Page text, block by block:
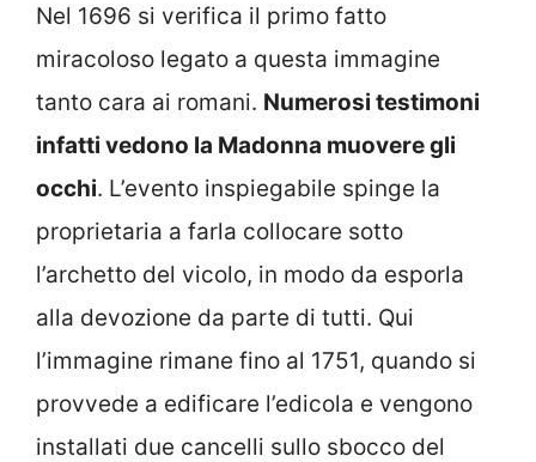
Nel 1696 si verifica il primo fatto
miracoloso legato a questa immagine
tanto cara ai romani. Numerosi testimoni
infatti vedono la Madonna muovere gli
occhi. L’evento inspiegabile spinge la
proprietaria a farla collocare sotto
l’archetto del vicolo, in modo da esporla
alla devozione da parte di tutti. Qui
l’immagine rimane fino al 1751, quando si
provvede a edificare l’edicola e vengono
installati due cancelli sullo sbocco del